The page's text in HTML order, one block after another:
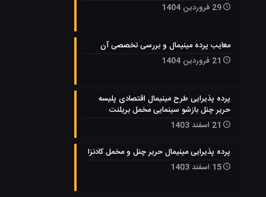
29 فروردین 1404
معایب پرده مینیمال و بررسی تخصصی آن
21 فروردین 1404
پرده پذیرایی طرح مینیمال اقتصادی پلیسه
حریر چنل بازشو سینمایی مخمل بریلنت
21 اسفند 1403
پرده پذیرایی مینیمال حریر چنل و مخمل کادنزا
15 اسفند 1403